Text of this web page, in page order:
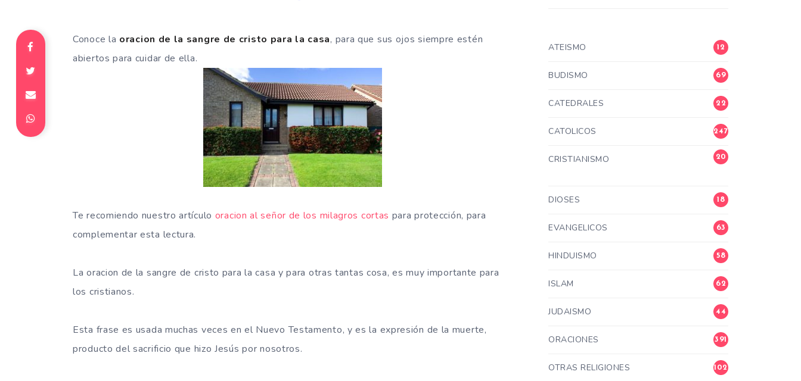
Conoce la oracion de la sangre de cristo para la casa, para que sus ojos siempre estén
abiertos para cuidar de ella.
Te recomiendo nuestro artículo oracion al señor de los milagros cortas para protección, para
complementar esta lectura.
La oracion de la sangre de cristo para la casa y para otras tantas cosa, es muy importante para
los cristianos.
Esta frase es usada muchas veces en el Nuevo Testamento, y es la expresión de la muerte,
producto del sacrificio que hizo Jesús por nosotros.
ATEISMO 12
BUDISMO 69
CATEDRALES 22
CATOLICOS 247
CRISTIANISMO
20
DIOSES 18
EVANGELICOS 63
HINDUISMO 58
ISLAM 62
JUDAISMO 44
ORACIONES 391
OTRAS RELIGIONES 102